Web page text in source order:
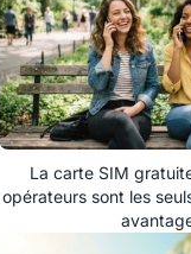
La carte SIM
opérateurs sont les